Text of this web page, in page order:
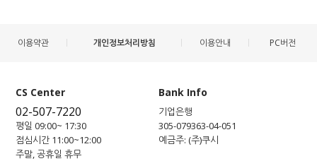
이용약관 개인정보처리방침 이용안내 PC버전
CS Center
02-507-7220
평일 09:00~ 17:30
점심시간 11:00~12:00
주말, 공휴일 휴무
Bank Info
기업은행
305-079363-04-051
예금주: (주)쿠시